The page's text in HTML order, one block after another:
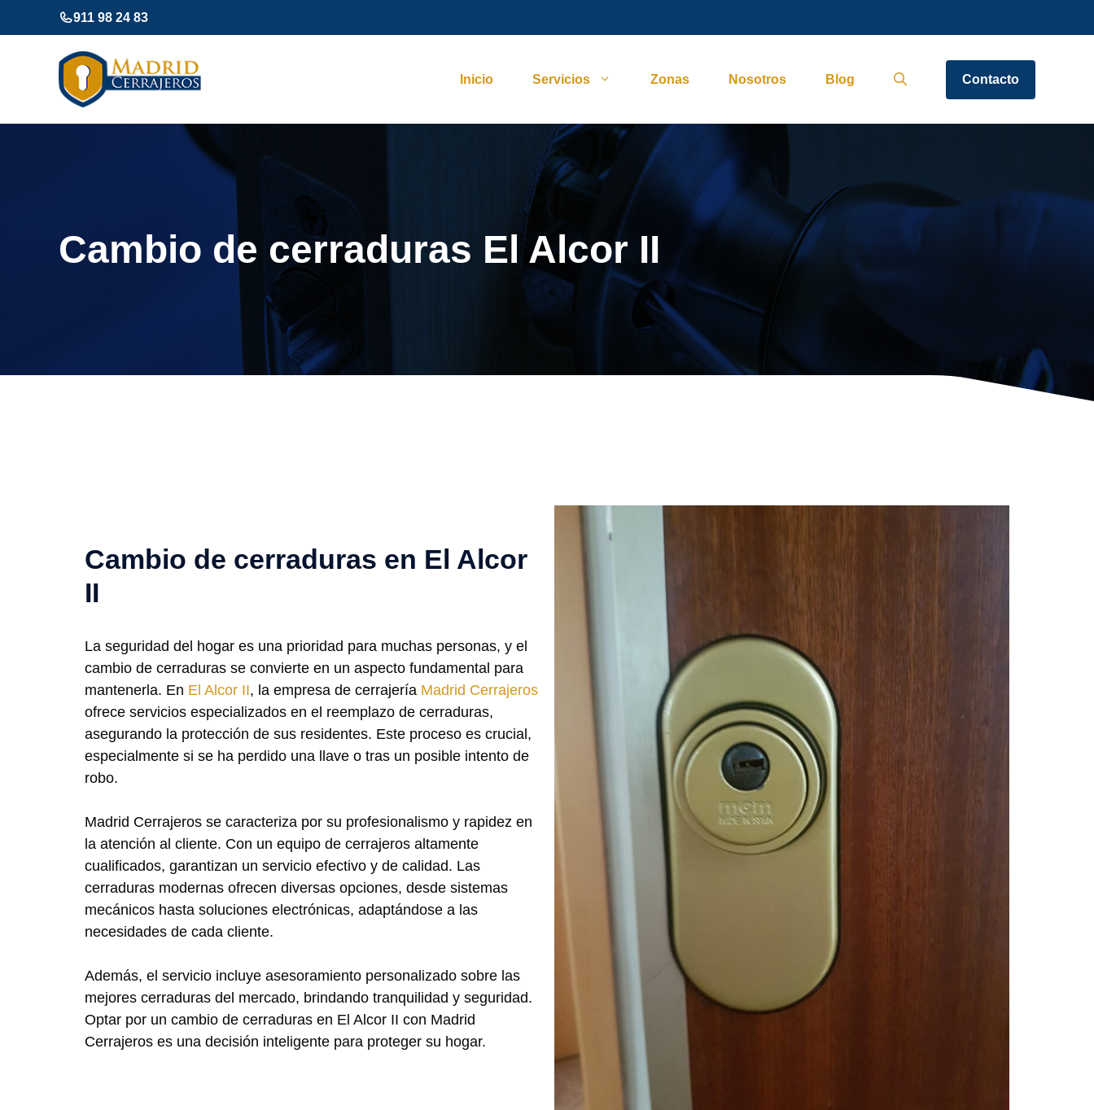
al
911 98 24 83
Inicio Servicios Zonas Nosotros Blog Contacto
Cambio de cerraduras El Alcor II
Cambio de cerraduras en El Alcor
II
La seguridad del hogar es una prioridad para muchas personas, y el
cambio de cerraduras se convierte en un aspecto fundamental para
mantenerla. En El Alcor II, la empresa de cerrajería Madrid Cerrajeros
ofrece servicios especializados en el reemplazo de cerraduras,
asegurando la protección de sus residentes. Este proceso es crucial,
especialmente si se ha perdido una llave o tras un posible intento de
robo.
Madrid Cerrajeros se caracteriza por su profesionalismo y rapidez en
la atención al cliente. Con un equipo de cerrajeros altamente
cualificados, garantizan un servicio efectivo y de calidad. Las
cerraduras modernas ofrecen diversas opciones, desde sistemas
mecánicos hasta soluciones electrónicas, adaptándose a las
necesidades de cada cliente.
Además, el servicio incluye asesoramiento personalizado sobre las
mejores cerraduras del mercado, brindando tranquilidad y seguridad.
Optar por un cambio de cerraduras en El Alcor II con Madrid
Cerrajeros es una decisión inteligente para proteger su hogar.